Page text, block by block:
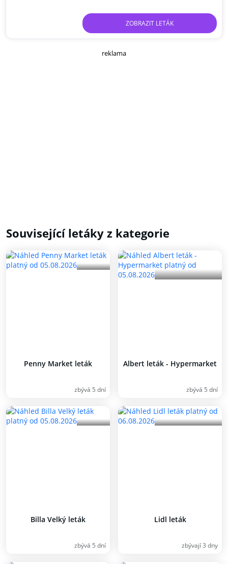
ZOBRAZIT LETÁK
reklama
Související letáky z kategorie
Penny Market leták
zbývá 5 dní
Albert leták - Hypermarket
zbývá 5 dní
Billa Velký leták
zbývá 5 dní
Lidl leták
zbývají 3 dny